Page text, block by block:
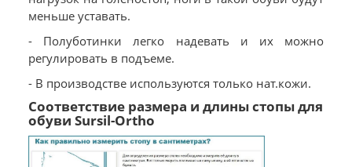
меньше уставать.
- Полуботинки легко надевать и их можно
регулировать в подъеме.
- В производстве используются только нат.кожи.
Соответствие размера и длины стопы для
обуви Sursil-Ortho